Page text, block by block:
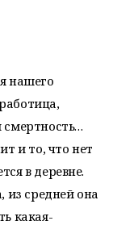
нашего
смертность…
и то, что нет
в деревне.
из средней она
какая-